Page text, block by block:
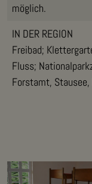
möglich.
IN DER REGION
Freibad;
Fluss;
Forstamt,